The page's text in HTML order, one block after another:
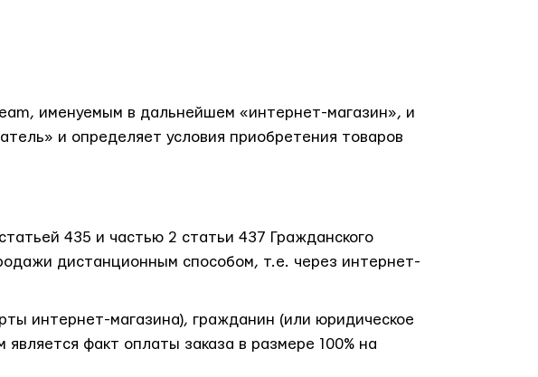
именуемым в дальнейшем «интернет-магазин», и
и определяет условия приобретения товаров
435 и частью 2 статьи 437 Гражданского
дистанционным способом, т.е. через интернет-
интернет-магазина), гражданин (или юридическое
факт оплаты заказа в размере 100% на